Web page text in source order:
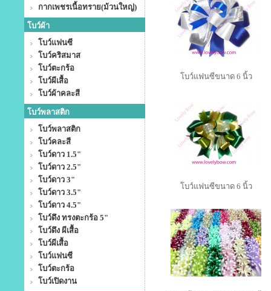
กากเพชรเนื้อทราย(ม้วนใหญ่)
โบว์ผ้า
โบว์แฟนซี
โบว์คริสมาส
โบว์ตะกร้อ
โบว์ผีเสื้อ
โบว์ผ้าคละสี
โบว์พลาสติก
โบว์พลาสติก
โบว์คละสี
โบว์ดาว 1.5"
โบว์ดาว 2.5"
โบว์ดาว 3"
โบว์ดาว 3.5"
โบว์ดาว 4.5"
โบว์ดึง ทรงตะกร้อ 5"
โบว์ดึง ผีเสื้อ
โบว์ผีเสื้อ
โบว์แฟนซี
โบว์ตะกร้อ
โบว์เปิดงาน
โบว์แฟนซีขนาด 6 นิ้ว
โบว์แฟนซีขนาด 6 นิ้ว